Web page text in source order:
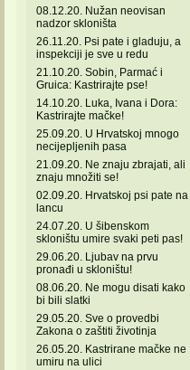
08.12.20. Nužan neovisan
nadzor skloništa
26.11.20. Psi pate i gladuju, a
inspekciji je sve u redu
21.10.20. Sobin, Parmać i
Gruica: Kastrirajte pse!
14.10.20. Luka, Ivana i Dora:
Kastrirajte mačke!
25.09.20. U Hrvatskoj mnogo
necijepljenih pasa
21.09.20. Ne znaju zbrajati, ali
znaju množiti se!
02.09.20. Hrvatskoj psi pate na
lancu
24.07.20. U šibenskom
skloništu umire svaki peti pas!
29.06.20. Ljubav na prvu
pronađi u skloništu!
08.06.20. Ne mogu disati kako
bi bili slatki
29.05.20. Sve o provedbi
Zakona o zaštiti životinja
26.05.20. Kastrirane mačke ne
umiru na ulici